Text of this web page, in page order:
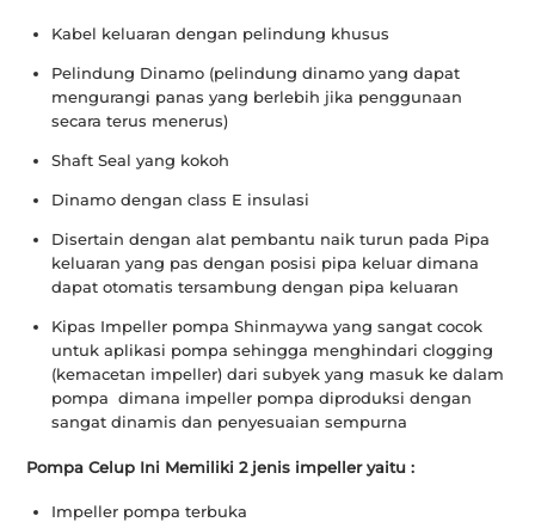
Kabel keluaran dengan pelindung khusus
Pelindung Dinamo (pelindung dinamo yang dapat
mengurangi panas yang berlebih jika penggunaan
secara terus menerus)
Shaft Seal yang kokoh
Dinamo dengan class E insulasi
Disertain dengan alat pembantu naik turun pada Pipa
keluaran yang pas dengan posisi pipa keluar dimana
dapat otomatis tersambung dengan pipa keluaran
Kipas Impeller pompa Shinmaywa yang sangat cocok
untuk aplikasi pompa sehingga menghindari clogging
(kemacetan impeller) dari subyek yang masuk ke dalam
pompa dimana impeller pompa diproduksi dengan
sangat dinamis dan penyesuaian sempurna
Pompa Celup Ini Memiliki 2 jenis impeller yaitu :
Impeller pompa terbuka